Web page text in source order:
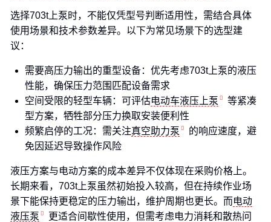
选择703t上泵时，不能仅凭型号判断适用性，需结合具体
使用场景和技术参数差异。以下为常见场景下的选型建
议：
需要高压力输出的重型设备：优先考虑703t上泵的液压
性能，确保压力范围匹配设备需求
空间受限的轻型车辆：可评估电动车液压上泵
等紧凑
型方案，牺牲部分压力换取安装便利性
频繁启停的工况：需关注真空助力泵
的响应速度，避
免因延迟导致操作风险
液压方案与电动方案的成本差异不仅体现在采购价格上。
长期来看，703t上泵虽然初始投入较高，但在持续作业场
景下能保持更稳定的压力输出，维护周期也更长。而电动
液压泵
更适合间歇性使用，但需考虑电力消耗和散热问